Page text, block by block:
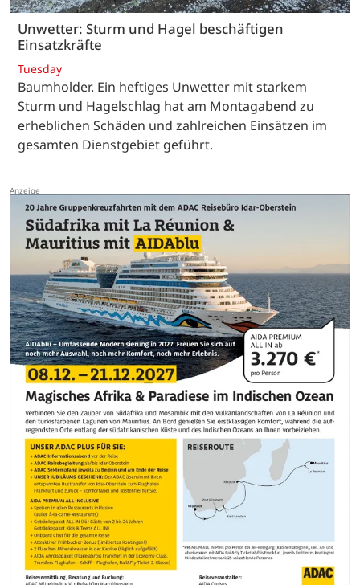
Unwetter: Sturm und Hagel beschäftigen
Einsatzkräfte
Tuesday
Baumholder. Ein heftiges Unwetter mit starkem
Sturm und Hagelschlag hat am Montagabend zu
erheblichen Schäden und zahlreichen Einsätzen im
gesamten Dienstgebiet geführt.